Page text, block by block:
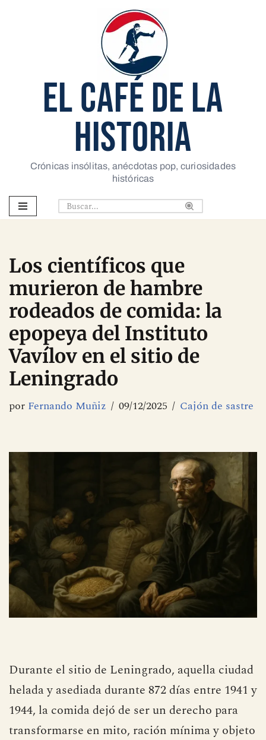
EL CAFÉ DE LA
HISTORIA
Crónicas insólitas, anécdotas pop, curiosidades
históricas
Los científicos que
murieron de hambre
rodeados de comida: la
epopeya del Instituto
Vavílov en el sitio de
Leningrado
por Fernando Muñiz 09/12/2025 Cajón de sastre
Durante el sitio de Leningrado, aquella ciudad
helada y asediada durante 872 días entre 1941 y
1944, la comida dejó de ser un derecho para
transformarse en mito, ración mínima y objeto